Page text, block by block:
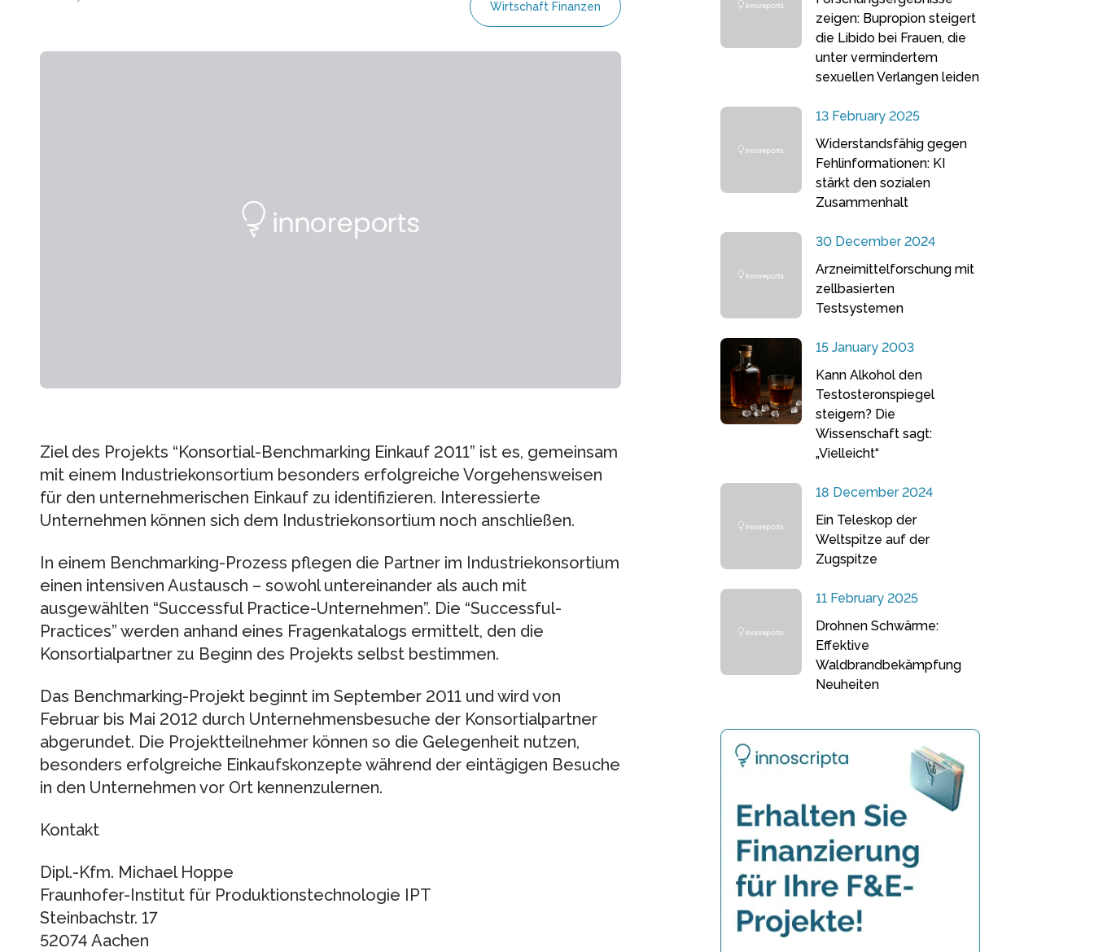
Wirtschaft Finanzen
Ziel des Projekts “Konsortial-Benchmarking Einkauf 2011” ist es, gemeinsam
mit einem Industriekonsortium besonders erfolgreiche Vorgehensweisen
für den unternehmerischen Einkauf zu identifizieren. Interessierte
Unternehmen können sich dem Industriekonsortium noch anschließen.
In einem Benchmarking-Prozess pflegen die Partner im Industriekonsortium
einen intensiven Austausch – sowohl untereinander als auch mit
ausgewählten “Successful Practice-Unternehmen”. Die “Successful-
Practices” werden anhand eines Fragenkatalogs ermittelt, den die
Konsortialpartner zu Beginn des Projekts selbst bestimmen.
Das Benchmarking-Projekt beginnt im September 2011 und wird von
Februar bis Mai 2012 durch Unternehmensbesuche der Konsortialpartner
abgerundet. Die Projektteilnehmer können so die Gelegenheit nutzen,
besonders erfolgreiche Einkaufskonzepte während der eintägigen Besuche
in den Unternehmen vor Ort kennenzulernen.
Kontakt
Dipl.-Kfm. Michael Hoppe
Fraunhofer-Institut für Produktionstechnologie IPT
Steinbachstr. 17
52074 Aachen
zeigen: Bupropion steigert
die Libido bei Frauen, die
unter vermindertem
sexuellen Verlangen leiden
13 February 2025
Widerstandsfähig gegen
Fehlinformationen: KI
stärkt den sozialen
Zusammenhalt
30 December 2024
Arzneimittelforschung mit
zellbasierten
Testsystemen
15 January 2003
Kann Alkohol den
Testosteronspiegel
steigern? Die
Wissenschaft sagt:
„Vielleicht“
18 December 2024
Ein Teleskop der
Weltspitze auf der
Zugspitze
11 February 2025
Drohnen Schwärme:
Effektive
Waldbrandbekämpfung
Neuheiten